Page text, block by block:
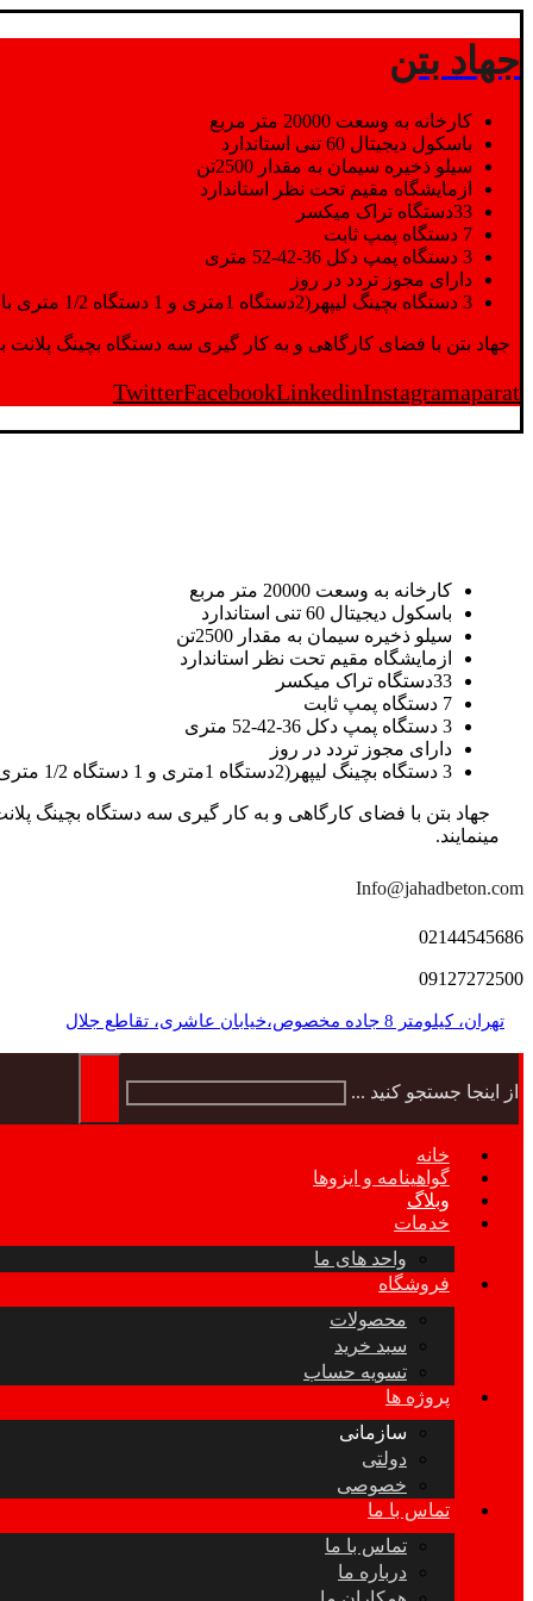
جهاد بتن
کارخانه به وسعت 20000 متر مربع
باسکول دیجیتال 60 تنی استاندارد
سیلو ذخیره سیمان به مقدار 2500تن
ازمایشگاه مقیم تحت نظر استاندارد
33دستگاه تراک میکسر
7 دستگاه پمپ ثابت
3 دستگاه پمپ دکل 36-42-52 متری
دارای مجوز تردد در روز
3 دستگاه بچینگ لیپهر(2دستگاه 1متری و 1 دستگاه 1/2 متری با توان تولید 150 متر مکعب در ساعت)
جهاد بتن با فضای کارگاهی و به کار گیری سه دستگاه بچینگ پلانت با ظرفیت 2500 تن در کنار پرسنل متخصص و پر تلاش واحدهای تولید و ازمایشگاه,بتن با کیفیت را برای واحد
TwitterFacebookLinkedinInstagramaparat
کارخانه به وسعت 20000 متر مربع
باسکول دیجیتال 60 تنی استاندارد
سیلو ذخیره سیمان به مقدار 2500تن
ازمایشگاه مقیم تحت نظر استاندارد
33دستگاه تراک میکسر
7 دستگاه پمپ ثابت
3 دستگاه پمپ دکل 36-42-52 متری
دارای مجوز تردد در روز
3 دستگاه بچینگ لیپهر(2دستگاه 1متری و 1 دستگاه 1/2 متری با توان تولید 150 متر مکعب در ساعت)
مینمایند.
Info@jahadbeton.com
02144545686
09127272500
تهران، کیلومتر 8 جاده مخصوص،خیابان عاشری، تقاطع جلال
از اینجا جستجو کنید ...
خانه
گواهینامه و ایزوها
وبلاگ
خدمات
واحد های ما
فروشگاه
محصولات
سبد خرید
تسویه حساب
پروژه ها
سازمانی
دولتی
خصوصی
تماس با ما
تماس با ما
درباره ما